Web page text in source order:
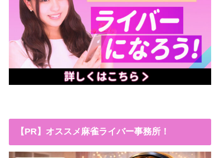
【PR】オススメ麻雀ライバー事務所！